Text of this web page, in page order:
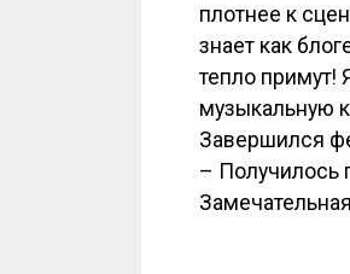
плотнее к
знает как
тепло примут!
музыкальную
Завершился
– Получилось